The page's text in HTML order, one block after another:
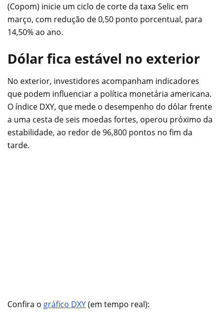
(Copom) inicie um ciclo de corte da taxa Selic em
março, com redução de 0,50 ponto porcentual, para
14,50% ao ano.
Dólar fica estável no exterior
No exterior, investidores acompanham indicadores
que podem influenciar a política monetária americana.
O índice DXY, que mede o desempenho do dólar frente
a uma cesta de seis moedas fortes, operou próximo da
estabilidade, ao redor de 96,800 pontos no fim da
tarde.
Confira o gráfico DXY(em tempo real):